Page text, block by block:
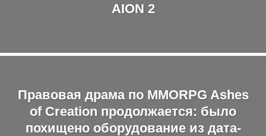
AION 2
Правовая драма по MMORPG Ashes
of Creation продолжается: было
похищено оборудование из дата-